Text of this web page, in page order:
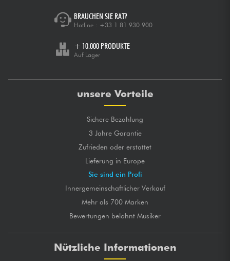
BRAUCHEN SIE RAT?
Hotline : +33 1 81 930 900
+ 10.000 PRODUKTE
Auf Lager
unsere Vorteile
Sichere Bezahlung
3 Jahre Garantie
Zufrieden oder erstattet
Lieferung in Europe
Sie sind ein Profi
Innergemeinschaftlicher Verkauf
Mehr als 700 Marken
Bewertungen belohnt Musiker
Nützliche Informationen